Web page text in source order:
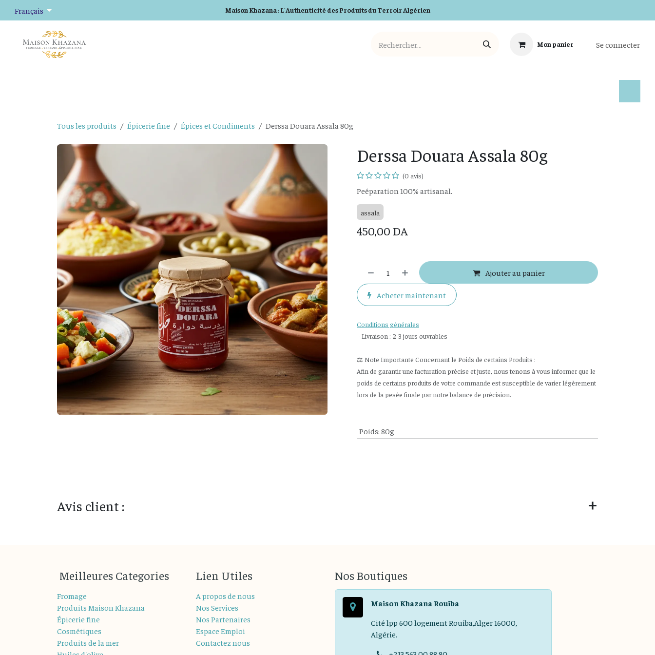
Français Maison Khazana : L'Authenticité des Produits du Terroir Algérien
Mon panier Se connecter
Tous les produits Épicerie fine Épices et Condiments Derssa Douara Assala 80g
Derssa Douara Assala 80g
(0 avis)
Peéparation 100% artisanal.
assala
450,00 DA
Ajouter au panier
Acheter maintenant
Conditions générales
- Livraison : 2-3 jours ouvrables
⚖️ Note Importante Concernant le Poids de certains Produits :
Afin de garantir une facturation précise et juste, nous tenons à vous informer que le
poids de certains produits de votre commande est susceptible de varier légèrement
lors de la pesée finale par notre balance de précision.
Poids: 80g
Avis client :
Meilleures Categories
Fromage
Produits Maison Khazana
Épicerie fine
Cosmétiques
Produits de la mer
Lien Utiles
A propos de nous
Nos Services
Nos Partenaires
Espace Emploi
Contactez nous
Nos Boutiques
Maison Khazana Rouiba
Cité lpp 600 logement Rouiba,Alger 16000,
Algérie.